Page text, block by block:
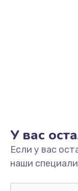
У вас
Если у вас
наши